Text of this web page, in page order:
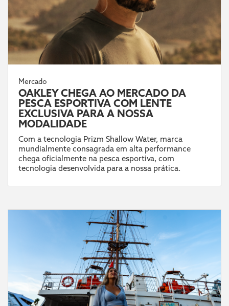
Mercado
OAKLEY CHEGA AO MERCADO DA
PESCA ESPORTIVA COM LENTE
EXCLUSIVA PARA A NOSSA
MODALIDADE
Com a tecnologia Prizm Shallow Water, marca
mundialmente consagrada em alta performance
chega oficialmente na pesca esportiva, com
tecnologia desenvolvida para a nossa prática.